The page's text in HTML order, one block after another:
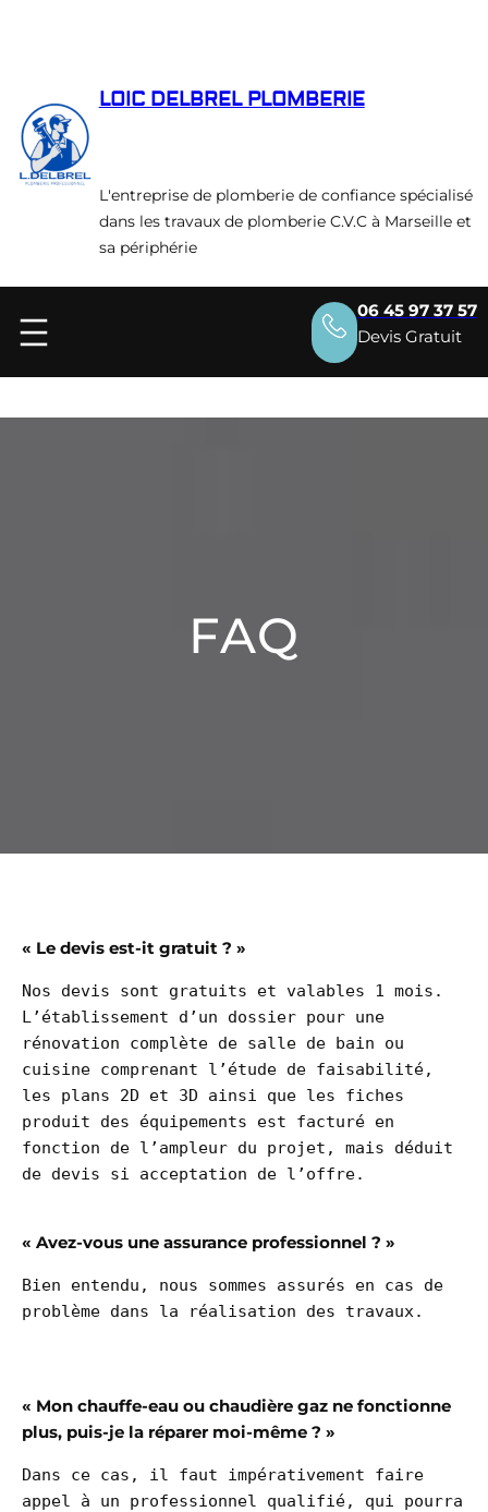
LOIC DELBREL PLOMBERIE
L'entreprise de plomberie de confiance spécialisé
dans les travaux de plomberie C.V.C à Marseille et
sa périphérie
06 45 97 37 57
Devis Gratuit
FAQ
« Le devis est-it gratuit ? »
Nos devis sont gratuits et valables 1 mois.
L’établissement d’un dossier pour une
rénovation complète de salle de bain ou
cuisine comprenant l’étude de faisabilité,
les plans 2D et 3D ainsi que les fiches
produit des équipements est facturé en
fonction de l’ampleur du projet, mais déduit
de devis si acceptation de l’offre.
« Avez-vous une assurance professionnel ? »
Bien entendu, nous sommes assurés en cas de
problème dans la réalisation des travaux.
« Mon chauffe-eau ou chaudière gaz ne fonctionne
plus, puis-je la réparer moi-même ? »
Dans ce cas, il faut impérativement faire
appel à un professionnel qualifié, qui pourra